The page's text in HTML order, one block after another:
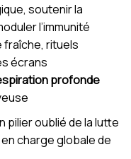
soutenir la
l’immunité
fraîche, rituels
écrans
profonde
pilier oublié de la lutte
charge globale de